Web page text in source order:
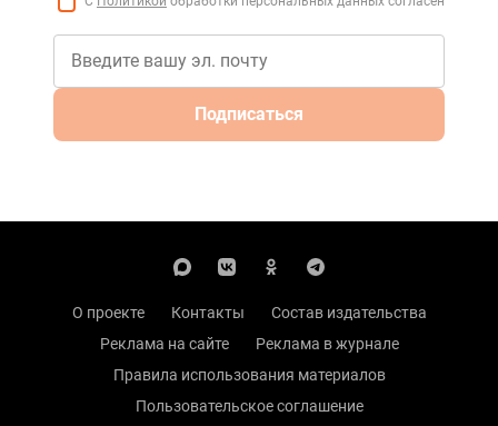
Подписаться
О проекте Контакты
Состав издательства
Реклама на сайте
Реклама в журнале
Правила использования материалов
Пользовательское соглашение